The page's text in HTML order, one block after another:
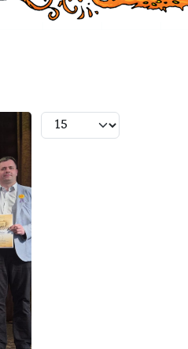
Počet zobrazení